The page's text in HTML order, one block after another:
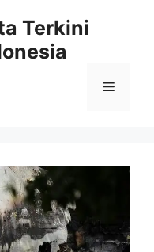
Terkini
Menu